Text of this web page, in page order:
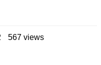
567 views